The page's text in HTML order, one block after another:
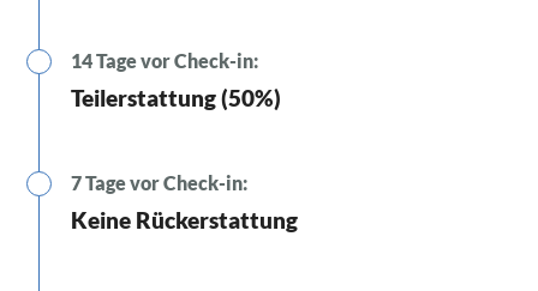
14 Tage vor Check-in:
Teilerstattung (50%)
7 Tage vor Check-in:
Keine Rückerstattung